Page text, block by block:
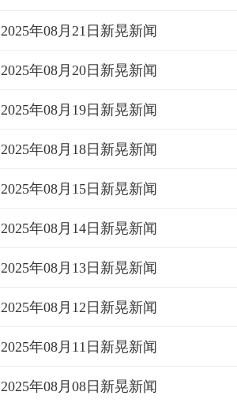
2025年08月21日新晃新闻
2025年08月20日新晃新闻
2025年08月19日新晃新闻
2025年08月18日新晃新闻
2025年08月15日新晃新闻
2025年08月14日新晃新闻
2025年08月13日新晃新闻
2025年08月12日新晃新闻
2025年08月11日新晃新闻
2025年08月08日新晃新闻